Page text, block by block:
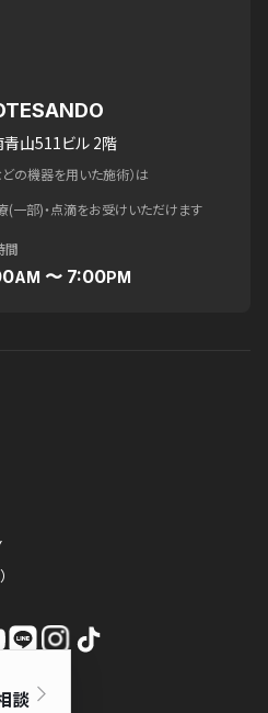
山511ビル 2階
の機器を用いた施術）は
一部)・点滴をお受けいただけます
間
AM 〜 7:00PM